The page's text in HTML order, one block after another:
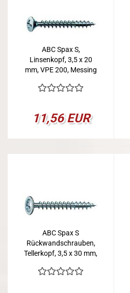
ABC Spax S,
Linsenkopf, 3,5 x 20
mm, VPE 200, Messing
11,56 EUR
ABC Spax S
Rückwandschrauben,
Tellerkopf, 3,5 x 30 mm,